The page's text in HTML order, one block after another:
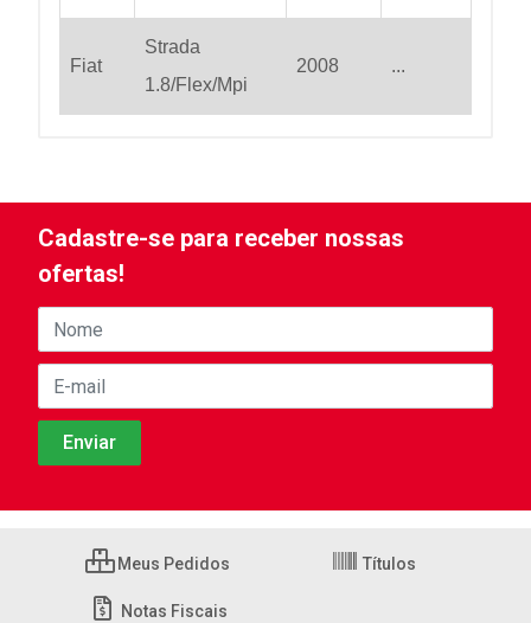
Fiat
Strada
1.8/Flex/Mpi
2008 ...
Cadastre-se para receber nossas
ofertas!
Meus Pedidos Títulos
Notas Fiscais